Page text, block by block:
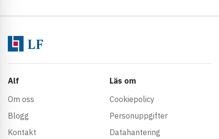
Alf
Om oss
Blogg
Kontakt
Läs om
Cookiepolicy
Personuppgifter
Datahantering